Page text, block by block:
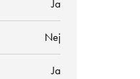
Ja
Nej
Ja